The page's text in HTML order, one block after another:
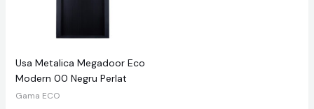
Usa Metalica Megadoor Eco
Modern 00 Negru Perlat
Gama ECO